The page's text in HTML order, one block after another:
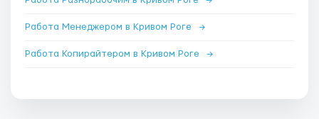
Работа Менеджером в Кривом Роге →
Работа Копирайтером в Кривом Роге →